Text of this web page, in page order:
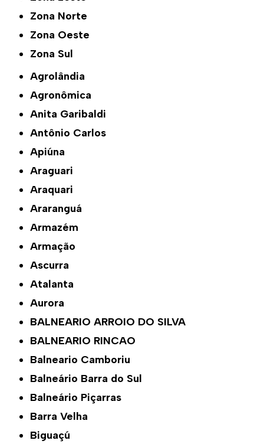
Zona Norte
Zona Oeste
Zona Sul
Agrolândia
Agronômica
Anita Garibaldi
Antônio Carlos
Apiúna
Araguari
Araquari
Araranguá
Armazém
Armação
Ascurra
Atalanta
Aurora
BALNEARIO ARROIO DO SILVA
BALNEARIO RINCAO
Balneario Camboriu
Balneário Barra do Sul
Balneário Piçarras
Barra Velha
Biguaçú